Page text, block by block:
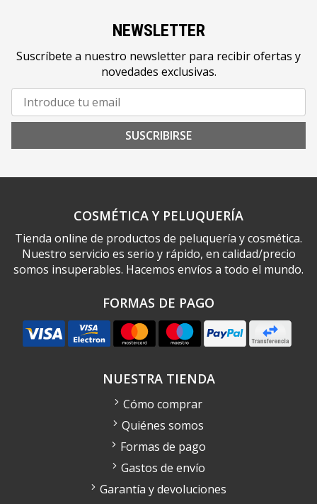
NEWSLETTER
Suscríbete a nuestro newsletter para recibir ofertas y
novedades exclusivas.
SUSCRIBIRSE
COSMÉTICA Y PELUQUERÍA
Tienda online de productos de peluquería y cosmética.
Nuestro servicio es serio y rápido, en calidad/precio
somos insuperables. Hacemos envíos a todo el mundo.
FORMAS DE PAGO
NUESTRA TIENDA
Cómo comprar
Quiénes somos
Formas de pago
Gastos de envío
Garantía y devoluciones